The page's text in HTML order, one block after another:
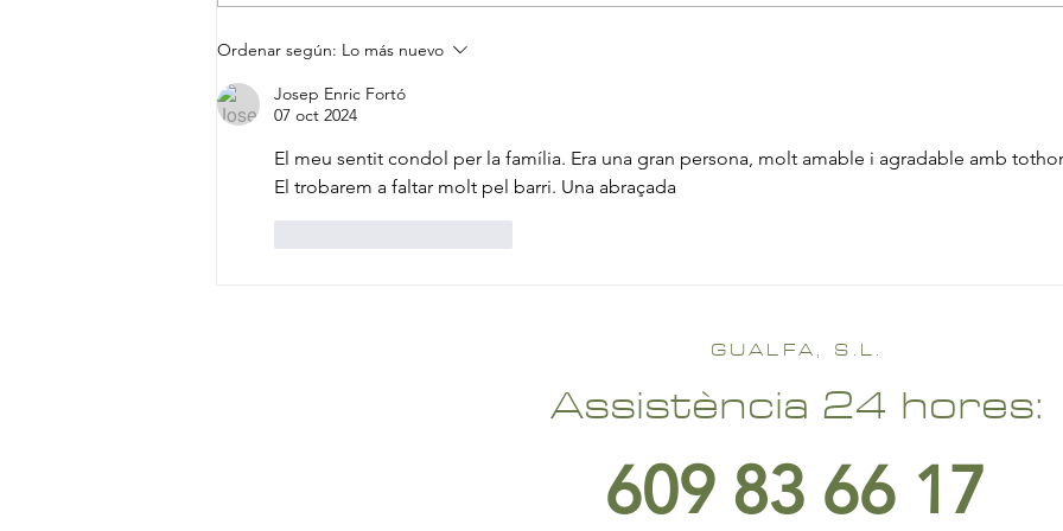
Ordenar según: Lo más nuevo
Josep Enric Fortó
07 oct 2024
El meu sentit condol per la família. Era una gran persona, molt amable i agradable amb
El trobarem a faltar molt pel barri. Una abraçada
GUALFA, S.L.
Assistència 24 hores:
609 83 66 17